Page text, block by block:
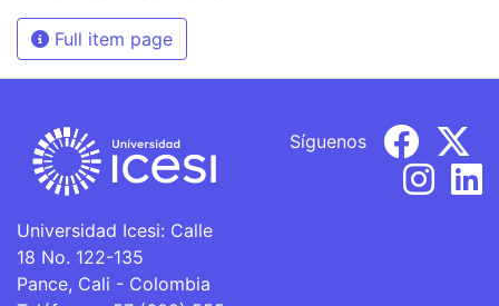
Full item page
Universidad Icesi: Calle
18 No. 122-135
Pance, Cali - Colombia
Síguenos